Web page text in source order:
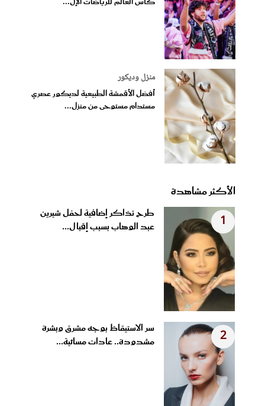
منزل وديكور
أفضل الأقمشة الطبيعية لديكور عصري
مستدام مستوحى من منزل...
الأكثر مشاهدة
1
طرح تذاكر إضافية لحفل شيرين
عبد الوهاب بسبب إقبال...
2
سر الاستيقاظ بوجه مشرق وبشرة
مشدودة.. عادات مسائية...